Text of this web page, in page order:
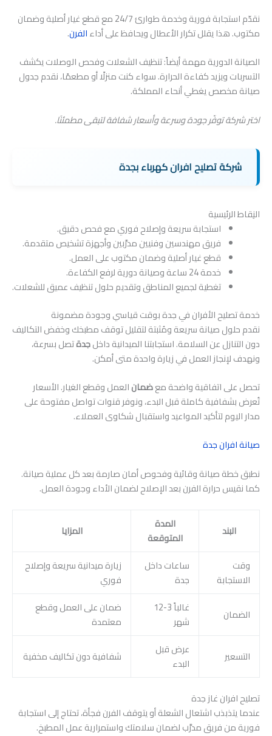
نقدّم استجابة فورية وخدمة طوارئ 24/7 مع قطع غيار أصلية وضمان
مكتوب. هذا يقلل تكرار الأعطال ويحافظ على أداءالفرن.
الصيانة الدورية مهمة أيضاً: تنظيف الشعلات وفحص الوصلات يكشف
التسربات ويزيد كفاءة الحرارة. سواء كنت منزلًا أو مطعمًا، نقدم جدول
صيانة مخصص يغطي أنحاء المملكة.
اختر شركة توفّر جودة وسرعة وأسعار شفافة لتبقى مطمئنًا.
شركة تصليح افران كهرباء بجدة
النِقاط الرئيسية
استجابة سريعة وإصلاح فوري مع فحص دقيق.
فريق مهندسين وفنيين مدرَّبين وأجهزة تشخيص متقدمة.
قطع غيار أصلية وضمان مكتوب على العمل.
خدمة 24 ساعة وصيانة دورية لرفع الكفاءة.
تغطية لجميع المناطق وتقديم حلول تنظيف عميق للشعلات.
خدمة تصليح الأفران في جدة بوقت قياسي وجودة مضمونة
نقدم حلول صيانة سريعة ومُثبتة لتقليل توقف مطبخك وخفض التكاليف
دون التنازل عن السلامة. استجابتنا الميدانية داخلجدةتصل بسرعة،
ونهدف لإنجاز العمل في زيارة واحدة متى أمكن.
تحصل على اتفاقية واضحة معضمانالعمل وقطع الغيار. الأسعار
تُعرض بشفافية كاملة قبل البدء، ونوفر قنوات تواصل مفتوحة على
مدار اليوم لتأكيد المواعيد واستقبال شكاوى العملاء.
صيانة افران جدة
نطبق خطة صيانة وقائية وفحوص أمان صارمة بعد كل عملية صيانة.
كما نقيس حرارة الفرن بعد الإصلاح لضمان الأداء وجودة العمل.
البند
المدة
المتوقعة
المزايا
وقت
الاستجابة
ساعات داخل
جدة
زيارة ميدانية سريعة وإصلاح
فوري
الضمان
غالباً 3-12
شهر
ضمان على العمل وقطع
معتمدة
التسعير
عرض قبل
البدء
شفافية دون تكاليف مخفية
تصليح افران غاز جدة
عندما يتذبذب اشتعال الشعلة أو يتوقف الفرن فجأة، تحتاج إلى استجابة
فورية من فريق مدرَّب لضمان سلامتك واستمرارية عمل المطبخ.